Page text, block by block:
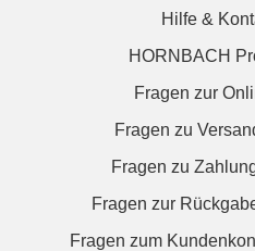
Hilfe &
HORNBACH
Fragen zur
Fragen zu
Fragen zu
Fragen zur
Fragen zum